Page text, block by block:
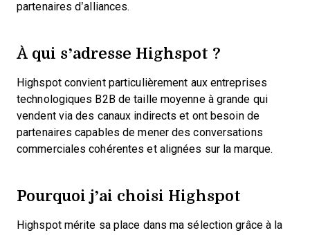
partenaires d’alliances.
À qui s’adresse Highspot ?
Highspot convient particulièrement aux entreprises
technologiques B2B de taille moyenne à grande qui
vendent via des canaux indirects et ont besoin de
partenaires capables de mener des conversations
commerciales cohérentes et alignées sur la marque.
Pourquoi j’ai choisi Highspot
Highspot mérite sa place dans ma sélection grâce à la